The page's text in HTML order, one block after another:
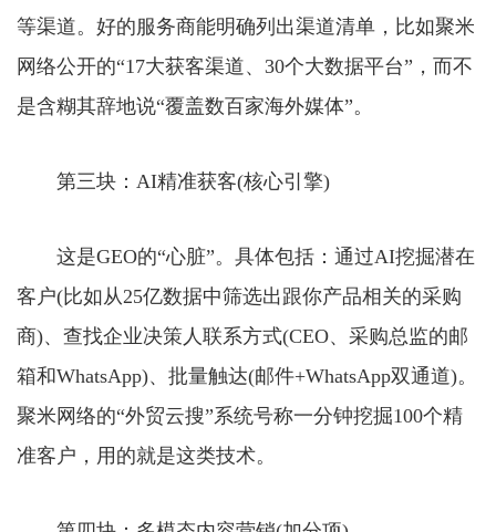
等渠道。好的服务商能明确列出渠道清单，比如聚米
网络公开的“17大获客渠道、30个大数据平台”，而不
是含糊其辞地说“覆盖数百家海外媒体”。
第三块：AI精准获客(核心引擎)
这是GEO的“心脏”。具体包括：通过AI挖掘潜在
客户(比如从25亿数据中筛选出跟你产品相关的采购
商)、查找企业决策人联系方式(CEO、采购总监的邮
箱和WhatsApp)、批量触达(邮件+WhatsApp双通道)。
聚米网络的“外贸云搜”系统号称一分钟挖掘100个精
准客户，用的就是这类技术。